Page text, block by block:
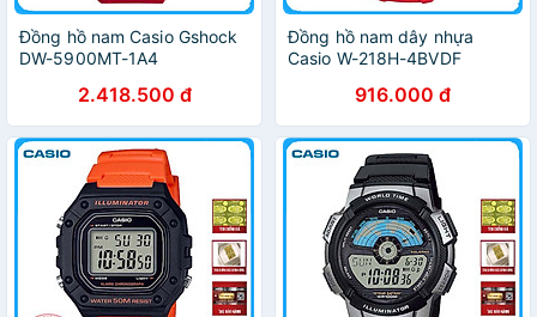
Đồng hồ nam Casio Gshock
DW-5900MT-1A4
2.418.500 đ
Đồng hồ nam dây nhựa
Casio W-218H-4BVDF
916.000 đ